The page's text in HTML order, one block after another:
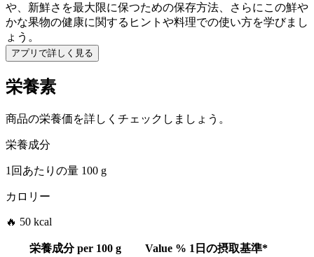
や、新鮮さを最大限に保つための保存方法、さらにこの鮮や
かな果物の健康に関するヒントや料理での使い方を学びまし
ょう。
アプリで詳しく見る
栄養素
商品の栄養価を詳しくチェックしましょう。
栄養成分
1回あたりの量 100 g
カロリー
🔥 50 kcal
栄養成分 per 100 g Value % 1日の摂取基準*